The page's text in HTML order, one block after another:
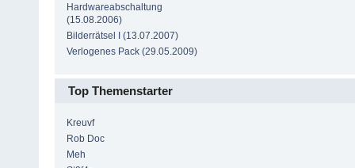
Hardwareabschaltung
(15.08.2006)
Bilderrätsel I (13.07.2007)
Verlogenes Pack (29.05.2009)
Top Themenstarter
Kreuvf
Rob Doc
Meh